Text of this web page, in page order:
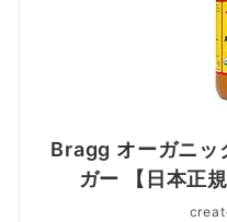
Bragg オーガニッ
ガー 【日本正